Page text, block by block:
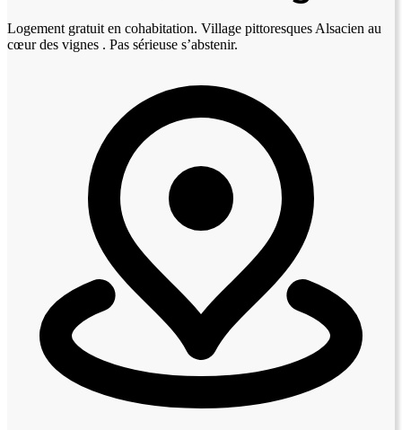
Logement gratuit en cohabitation. Village pittoresques Alsacien au
cœur des vignes . Pas sérieuse s’abstenir.